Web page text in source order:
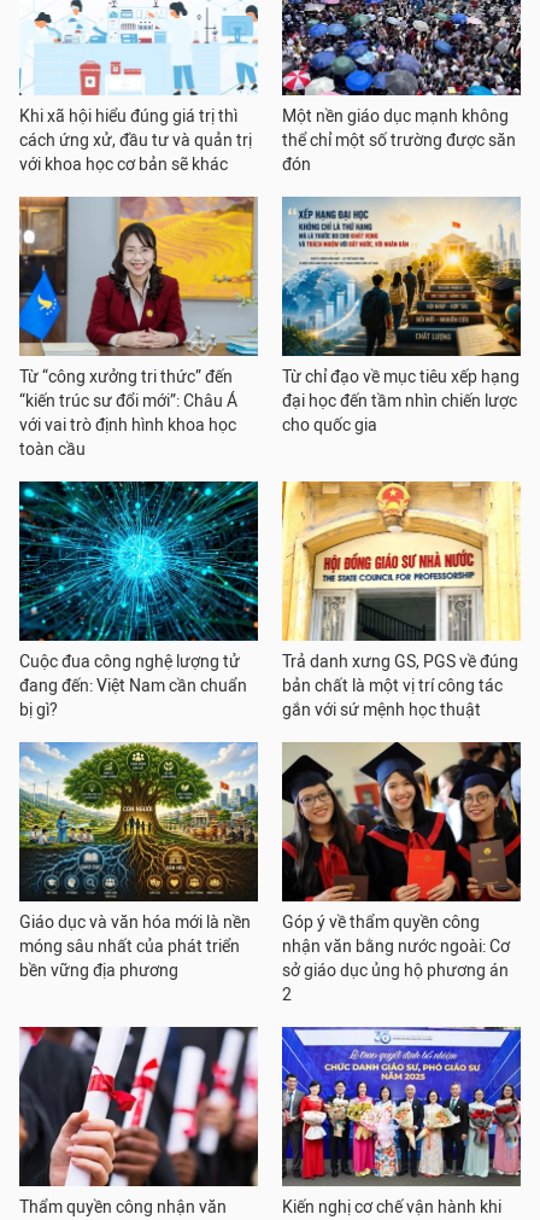
Khi xã hội hiểu đúng giá trị thì
cách ứng xử, đầu tư và quản trị
với khoa học cơ bản sẽ khác
Một nền giáo dục mạnh không
thể chỉ một số trường được săn
đón
Từ “công xưởng tri thức” đến
“kiến trúc sư đổi mới”: Châu Á
với vai trò định hình khoa học
toàn cầu
Từ chỉ đạo về mục tiêu xếp hạng
đại học đến tầm nhìn chiến lược
cho quốc gia
Cuộc đua công nghệ lượng tử
đang đến: Việt Nam cần chuẩn
bị gì?
Trả danh xưng GS, PGS về đúng
bản chất là một vị trí công tác
gắn với sứ mệnh học thuật
Giáo dục và văn hóa mới là nền
móng sâu nhất của phát triển
bền vững địa phương
Góp ý về thẩm quyền công
nhận văn bằng nước ngoài: Cơ
sở giáo dục ủng hộ phương án
2
Thẩm quyền công nhận văn
Kiến nghị cơ chế vận hành khi